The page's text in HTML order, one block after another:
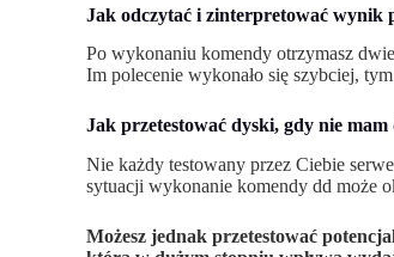
Jak odczytać i zinterpretować wynik
Po wykonaniu komendy otrzymasz
Im polecenie wykonało się szybciej,
Jak przetestować dyski, gdy nie mam
Nie każdy testowany przez Ciebie
sytuacji wykonanie komendy dd może
Możesz jednak przetestować